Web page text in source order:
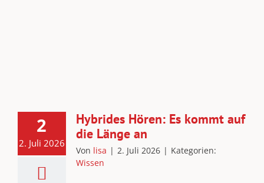
2
2. Juli 2026
Hybrides Hören: Es kommt auf
die Länge an
Von lisa | 2. Juli 2026 | Kategorien:
Wissen